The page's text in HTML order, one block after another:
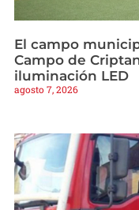
El campo
Campo de
iluminación LED
agosto 7, 2026